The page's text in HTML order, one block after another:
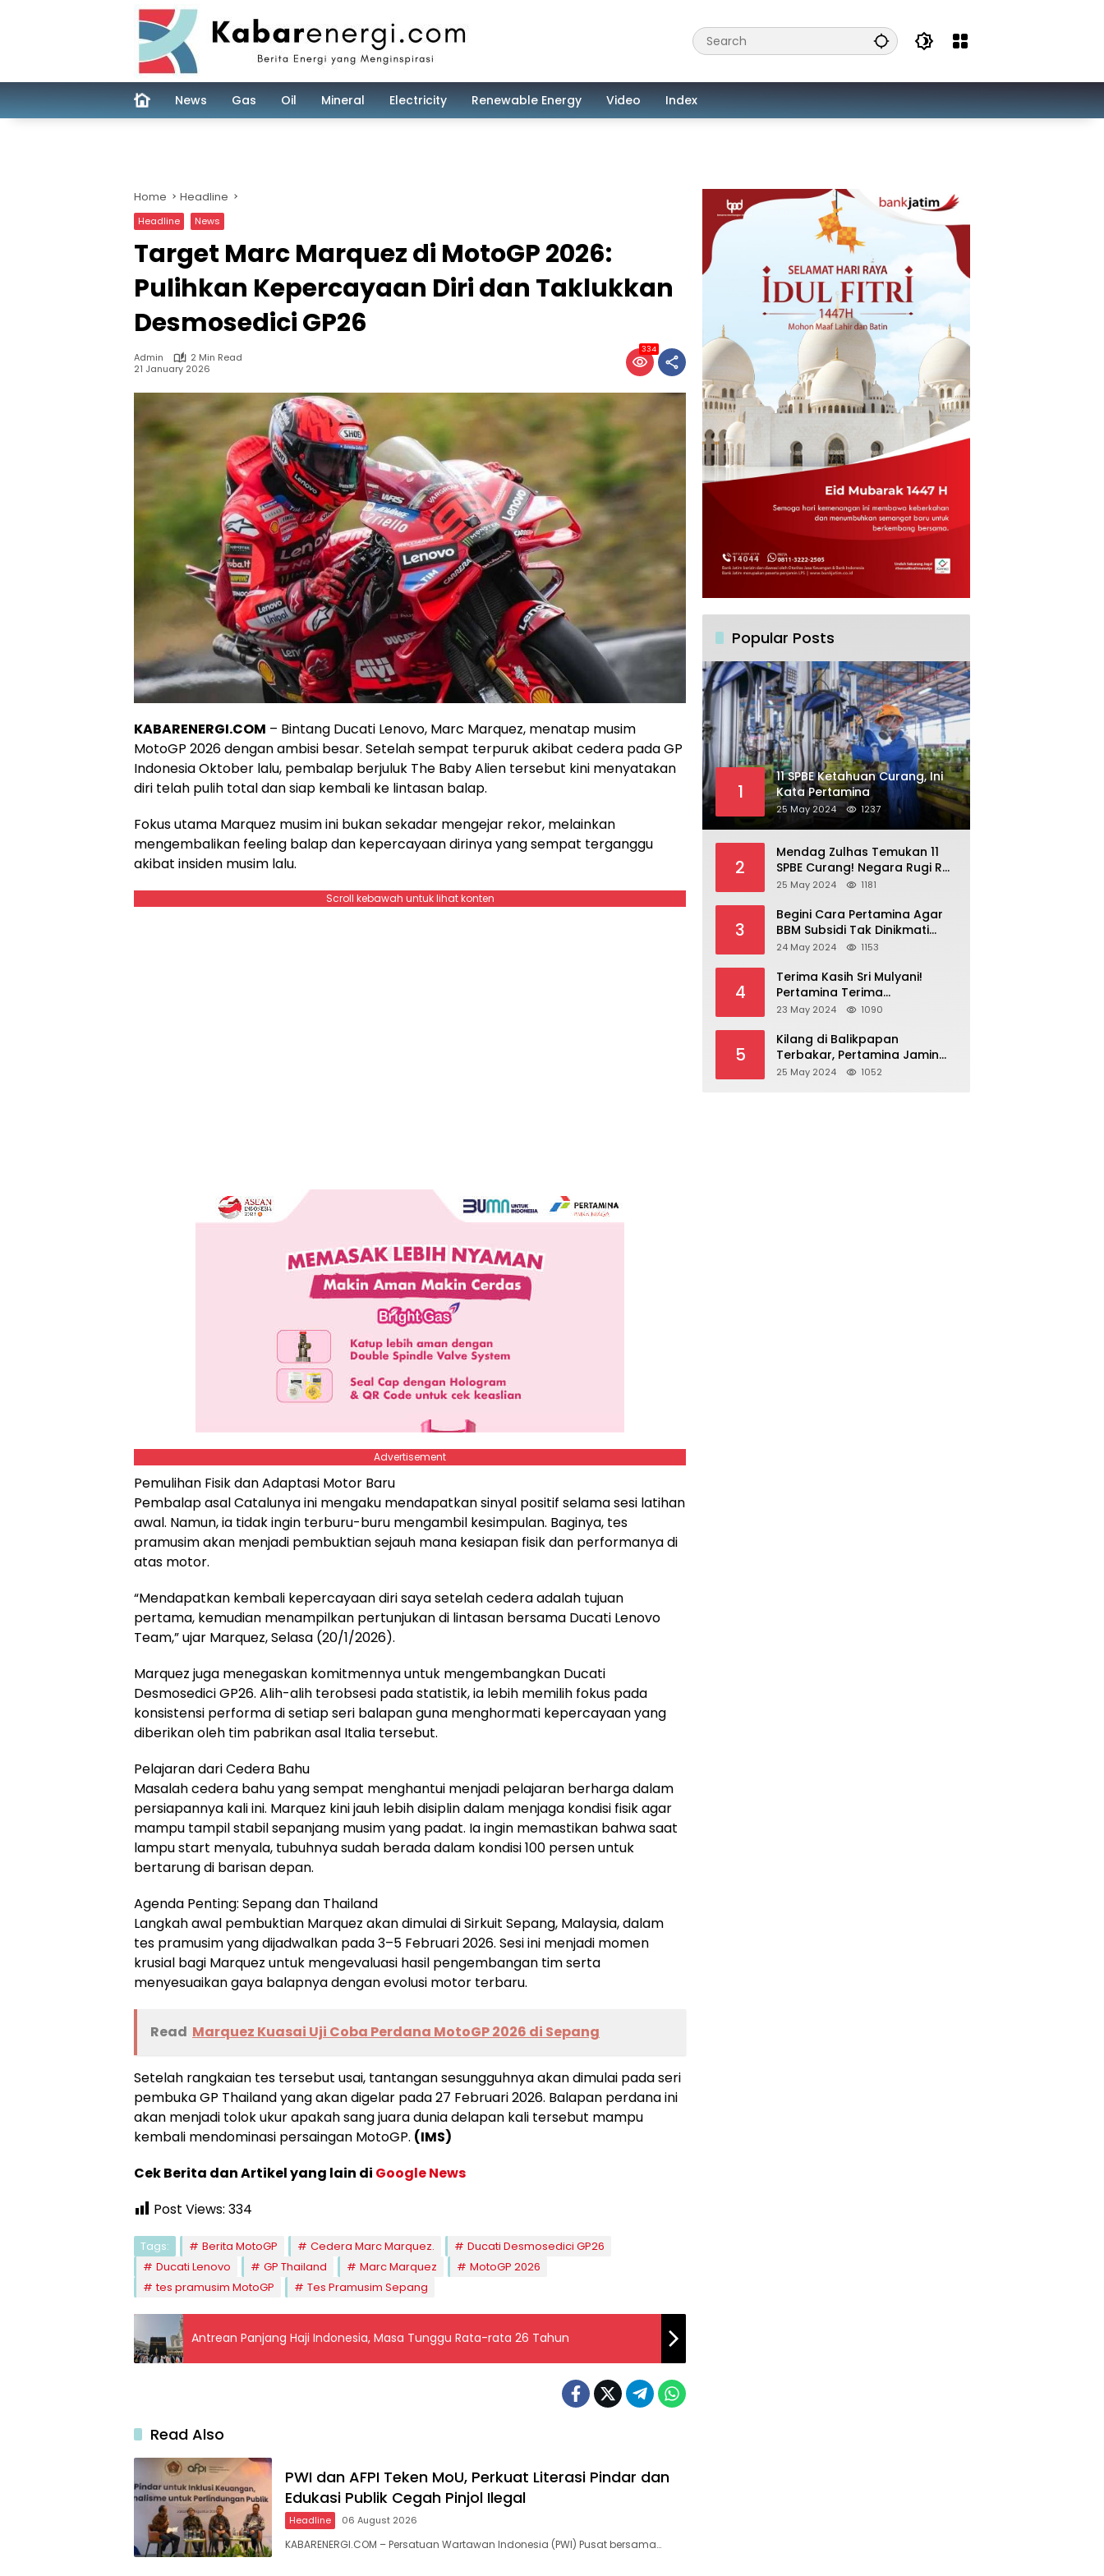
News Gas Oil Mineral Electricity Renewable Energy Video Index
Home Headline
Headline News
Target Marc Marquez di MotoGP 2026:
Pulihkan Kepercayaan Diri dan Taklukkan
Desmosedici GP26
Admin
2 Min Read
21 January 2026
334
KABARENERGI.COM – Bintang Ducati Lenovo, Marc Marquez, menatap musim
MotoGP 2026 dengan ambisi besar. Setelah sempat terpuruk akibat cedera pada GP
Indonesia Oktober lalu, pembalap berjuluk The Baby Alien tersebut kini menyatakan
diri telah pulih total dan siap kembali ke lintasan balap.
Fokus utama Marquez musim ini bukan sekadar mengejar rekor, melainkan
mengembalikan feeling balap dan kepercayaan dirinya yang sempat terganggu
akibat insiden musim lalu.
Scroll kebawah untuk lihat konten
Advertisement
Pemulihan Fisik dan Adaptasi Motor Baru
Pembalap asal Catalunya ini mengaku mendapatkan sinyal positif selama sesi latihan
awal. Namun, ia tidak ingin terburu-buru mengambil kesimpulan. Baginya, tes
pramusim akan menjadi pembuktian sejauh mana kesiapan fisik dan performanya di
atas motor.
“Mendapatkan kembali kepercayaan diri saya setelah cedera adalah tujuan
pertama, kemudian menampilkan pertunjukan di lintasan bersama Ducati Lenovo
Team,” ujar Marquez, Selasa (20/1/2026).
Marquez juga menegaskan komitmennya untuk mengembangkan Ducati
Desmosedici GP26. Alih-alih terobsesi pada statistik, ia lebih memilih fokus pada
konsistensi performa di setiap seri balapan guna menghormati kepercayaan yang
diberikan oleh tim pabrikan asal Italia tersebut.
Pelajaran dari Cedera Bahu
Masalah cedera bahu yang sempat menghantui menjadi pelajaran berharga dalam
persiapannya kali ini. Marquez kini jauh lebih disiplin dalam menjaga kondisi fisik agar
mampu tampil stabil sepanjang musim yang padat. Ia ingin memastikan bahwa saat
lampu start menyala, tubuhnya sudah berada dalam kondisi 100 persen untuk
bertarung di barisan depan.
Agenda Penting: Sepang dan Thailand
Langkah awal pembuktian Marquez akan dimulai di Sirkuit Sepang, Malaysia, dalam
tes pramusim yang dijadwalkan pada 3–5 Februari 2026. Sesi ini menjadi momen
krusial bagi Marquez untuk mengevaluasi hasil pengembangan tim serta
menyesuaikan gaya balapnya dengan evolusi motor terbaru.
Read Marquez Kuasai Uji Coba Perdana MotoGP 2026 di Sepang
Setelah rangkaian tes tersebut usai, tantangan sesungguhnya akan dimulai pada seri
pembuka GP Thailand yang akan digelar pada 27 Februari 2026. Balapan perdana ini
akan menjadi tolok ukur apakah sang juara dunia delapan kali tersebut mampu
kembali mendominasi persaingan MotoGP. (IMS)
Cek Berita dan Artikel yang lain di Google News
Post Views: 334
Tags: Berita MotoGP Cedera Marc Marquez.
Ducati Desmosedici GP26
Ducati Lenovo
GP Thailand Marc Marquez
MotoGP 2026
tes pramusim MotoGP
Tes Pramusim Sepang
Antrean Panjang Haji Indonesia, Masa Tunggu Rata-rata 26 Tahun
Read Also
PWI dan AFPI Teken MoU, Perkuat Literasi Pindar dan
Edukasi Publik Cegah Pinjol Ilegal
Headline 06 August 2026
KABARENERGI.COM – Persatuan Wartawan Indonesia (PWI) Pusat bersama…
Popular Posts
1
11 SPBE Ketahuan Curang, Ini
Kata Pertamina
25 May 2024 1237
2
Mendag Zulhas Temukan 11
SPBE Curang! Negara Rugi Rp
18,7 Miliar/ Tahun
25 May 2024 1181
3
Begini Cara Pertamina Agar
BBM Subsidi Tak Dinikmati
Orang Kaya!
24 May 2024 1153
4
Terima Kasih Sri Mulyani!
Pertamina Terima
Kompensasi BBM Rp 43,52
23 May 2024 1090
5
Kilang di Balikpapan
Terbakar, Pertamina Jamin
Pasokan BBM Aman
25 May 2024 1052